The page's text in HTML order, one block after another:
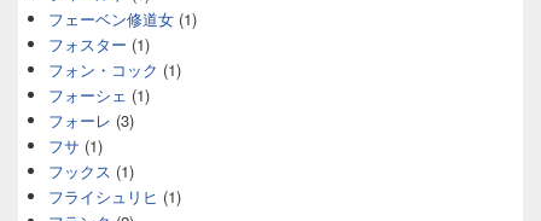
フェーベン修道女 (1)
フォスター (1)
フォン・コック (1)
フォーシェ (1)
フォーレ (3)
フサ (1)
フックス (1)
フライシュリヒ (1)